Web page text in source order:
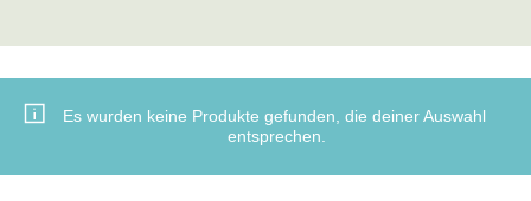
Es wurden keine Produkte gefunden, die deiner Auswahl
entsprechen.